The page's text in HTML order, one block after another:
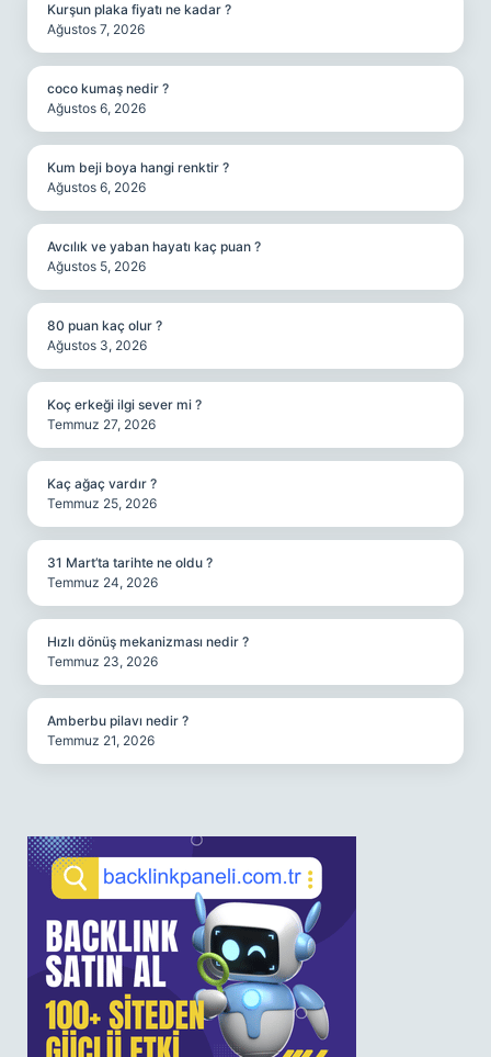
Kurşun plaka fiyatı ne kadar ?
Ağustos 7, 2026
coco kumaş nedir ?
Ağustos 6, 2026
Kum beji boya hangi renktir ?
Ağustos 6, 2026
Avcılık ve yaban hayatı kaç puan ?
Ağustos 5, 2026
80 puan kaç olur ?
Ağustos 3, 2026
Koç erkeği ilgi sever mi ?
Temmuz 27, 2026
Kaç ağaç vardır ?
Temmuz 25, 2026
31 Mart’ta tarihte ne oldu ?
Temmuz 24, 2026
Hızlı dönüş mekanizması nedir ?
Temmuz 23, 2026
Amberbu pilavı nedir ?
Temmuz 21, 2026